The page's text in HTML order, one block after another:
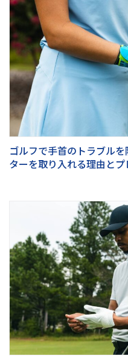
ゴルフで手首のトラブル
ターを取り入れる理由と